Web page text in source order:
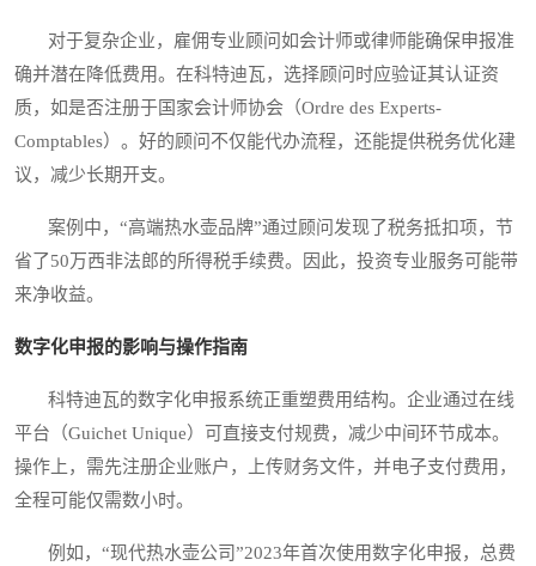
对于复杂企业，雇佣专业顾问如会计师或律师能确保申报准
确并潜在降低费用。在科特迪瓦，选择顾问时应验证其认证资
质，如是否注册于国家会计师协会（Ordre des Experts-
Comptables）。好的顾问不仅能代办流程，还能提供税务优化建
议，减少长期开支。
案例中，“高端热水壶品牌”通过顾问发现了税务抵扣项，节
省了50万西非法郎的所得税手续费。因此，投资专业服务可能带
来净收益。
数字化申报的影响与操作指南
科特迪瓦的数字化申报系统正重塑费用结构。企业通过在线
平台（Guichet Unique）可直接支付规费，减少中间环节成本。
操作上，需先注册企业账户，上传财务文件，并电子支付费用，
全程可能仅需数小时。
例如，“现代热水壶公司”2023年首次使用数字化申报，总费